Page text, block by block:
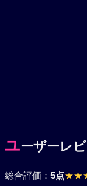
ユーザーレ
総合評価： 5点